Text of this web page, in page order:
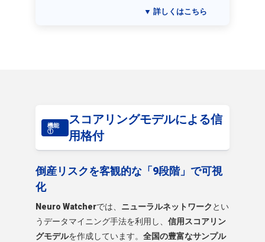
▼ 詳しくはこちら
機能
①
スコアリングモデルによる信
用格付
倒産リスクを客観的な「9段階」で可視
化
Neuro Watcherでは、 ニューラルネットワーク とい
うデータマイニング手法を利用し、 信用スコアリン
グモデルを作成しています。 全国の豊富なサンプル